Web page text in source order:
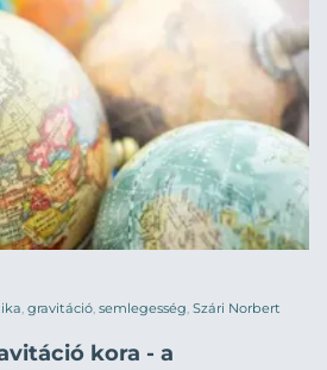
gravitáció semlegesség Szári Norbert
kora - a